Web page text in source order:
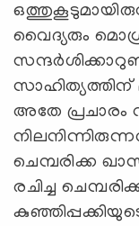
വൈദ്യരും
സാഹിത്യത്തിന്
അതേ പ്രചാരം
ചെമ്പരിക്ക
രചിച്ച